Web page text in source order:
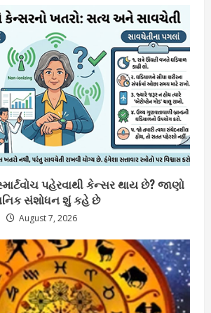
પહેરવાથી કેન્સર થાય છે? જાણો
સંશોધન શું કહે છે
August 7, 2026